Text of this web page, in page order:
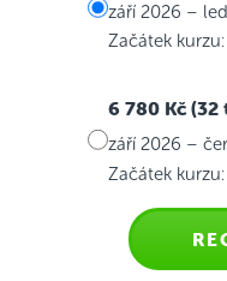
září 2026 –
Začátek
6 780 Kč
září 2026 –
Začátek